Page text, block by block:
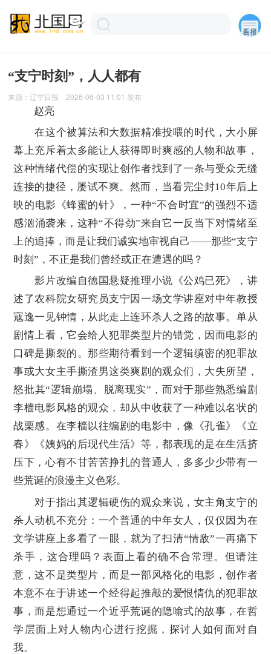
“支宁时刻”，人人都有
来源：辽宁日报 2026-06-03 11:01 发布
赵亮
在这个被算法和大数据精准投喂的时代，大小屏
幕上充斥着太多能让人获得即时爽感的人物和故事，
这种情绪代偿的实现让创作者找到了一条与受众无缝
连接的捷径，屡试不爽。然而，当看完尘封10年后上
映的电影《蜂蜜的针》，一种“不合时宜”的强烈不适
感汹涌袭来，这种“不得劲”来自它一反当下对情绪至
上的追捧，而是让我们诚实地审视自己——那些“支宁
时刻”，不正是我们曾经或正在遭遇的吗？
影片改编自德国悬疑推理小说《公鸡已死》，讲
述了农科院女研究员支宁因一场文学讲座对中年教授
寇逸一见钟情，从此走上连环杀人之路的故事。单从
剧情上看，它会给人犯罪类型片的错觉，因而电影的
口碑是撕裂的。那些期待看到一个逻辑缜密的犯罪故
事或大女主手撕渣男这类爽剧的观众们，大失所望，
怒批其“逻辑崩塌、脱离现实”，而对于那些熟悉编剧
李樯电影风格的观众，却从中收获了一种难以名状的
战栗感。在李樯以往编剧的电影中，像《孔雀》《立
春》《姨妈的后现代生活》等，都表现的是在生活挤
压下，心有不甘苦苦挣扎的普通人，多多少少带有一
些荒诞的浪漫主义色彩。
对于指出其逻辑硬伤的观众来说，女主角支宁的
杀人动机不充分：一个普通的中年女人，仅仅因为在
文学讲座上多看了一眼，就为了扫清“情敌”一再痛下
杀手，这合理吗？表面上看的确不合常理。但请注
意，这不是类型片，而是一部风格化的电影，创作者
本意不在于讲述一个经得起推敲的爱恨情仇的犯罪故
事，而是想通过一个近乎荒诞的隐喻式的故事，在哲
学层面上对人物内心进行挖掘，探讨人如何面对自
我。